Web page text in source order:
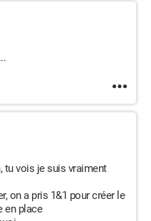
tu vois je suis vraiment
on a pris 1&1 pour créer le
en place